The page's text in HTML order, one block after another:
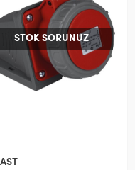
STOK SORUNUZ